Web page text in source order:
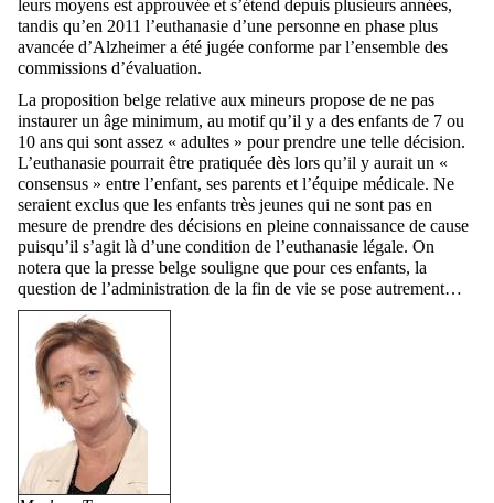
leurs moyens est approuvée et s’étend depuis plusieurs années,
tandis qu’en 2011 l’euthanasie d’une personne en phase plus
avancée d’Alzheimer a été jugée conforme par l’ensemble des
commissions d’évaluation.
La proposition belge relative aux mineurs propose de ne pas
instaurer un âge minimum, au motif qu’il y a des enfants de 7 ou
10 ans qui sont assez « adultes » pour prendre une telle décision.
L’euthanasie pourrait être pratiquée dès lors qu’il y aurait un «
consensus » entre l’enfant, ses parents et l’équipe médicale. Ne
seraient exclus que les enfants très jeunes qui ne sont pas en
mesure de prendre des décisions en pleine connaissance de cause
puisqu’il s’agit là d’une condition de l’euthanasie légale. On
notera que la presse belge souligne que pour ces enfants, la
question de l’administration de la fin de vie se pose autrement…